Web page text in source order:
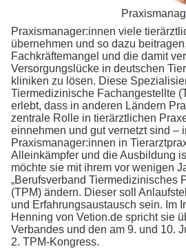
Praxismanager:innen viele
übernehmen und so dazu
Fachkräftemangel und die damit
Versorgungslücke in deutschen
kliniken zu lösen. Diese
Tiermedizinische Fachangestellte
erlebt, dass in anderen Ländern
zentrale Rolle in tierärztlichen
einnehmen und gut vernetzt sind –
Praxismanager:innen in
Alleinkämpfer und die Ausbildung
möchte sie mit ihrem vor wenigen
„Berufsverband Tiermedizinisches
(TPM) ändern. Dieser soll
und Erfahrungsaustausch sein. Im
Henning von Vetion.de spricht sie
Verbandes und den am 9. und 10.
2. TPM-Kongress.